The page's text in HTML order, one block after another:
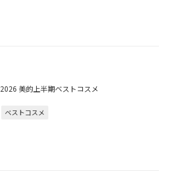
2026 美的上半期ベストコスメ
ベストコスメ